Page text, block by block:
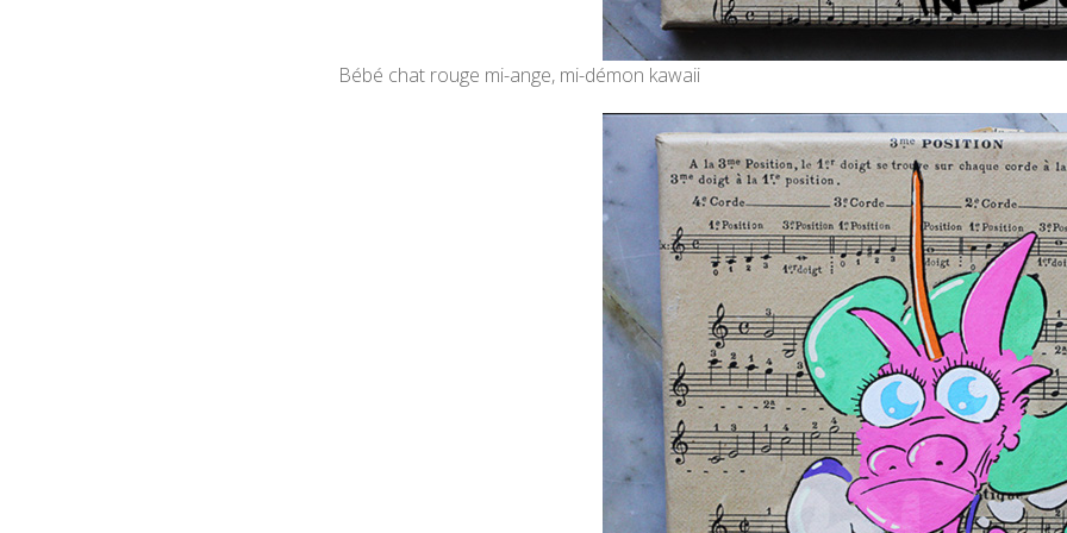
Bébé chat rouge mi-ange, mi-démon kawaii